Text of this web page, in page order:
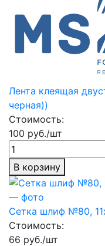
Лента клеящая
черная))
Стоимость:
100 руб./шт
В корзину
Сетка шлиф №80,
Стоимость:
66 руб./шт